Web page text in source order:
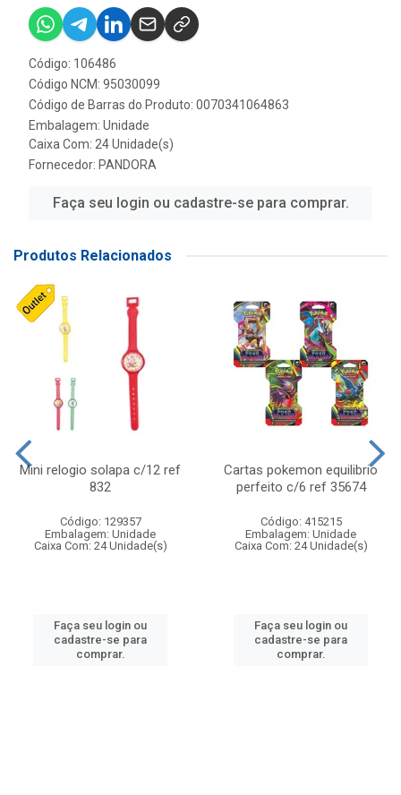
Código: 106486
Código NCM: 95030099
Código de Barras do Produto: 0070341064863
Embalagem: Unidade
Caixa Com: 24 Unidade(s)
Fornecedor: PANDORA
Faça seu login ou cadastre-se para comprar.
Produtos Relacionados
Mini relogio solapa c/12 ref
832
Código: 129357
Embalagem: Unidade
Caixa Com: 24 Unidade(s)
Faça seu login ou
cadastre-se para
comprar.
Cartas pokemon equilibrio
perfeito c/6 ref 35674
Código: 415215
Embalagem: Unidade
Caixa Com: 24 Unidade(s)
Faça seu login ou
cadastre-se para
comprar.